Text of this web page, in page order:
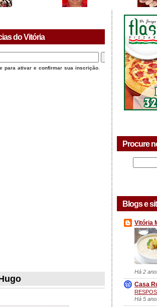
do Vitória
para ativar e confirmar sua inscrição
Procure
Blogs e
Vitória
Há 2
Casa
Há 5